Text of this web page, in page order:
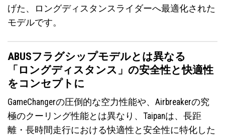
げた、ロングディスタンスライダーへ最適化された
モデルです。
ABUSフラグシップモデルとは異なる
「ロングディスタンス」の安全性と快適性
をコンセプトに
GameChangerの圧倒的な空力性能や、Airbreakerの究
極のクーリング性能とは異なり、Taipanは、長距
離・長時間走行における快適性と安全性に特化した